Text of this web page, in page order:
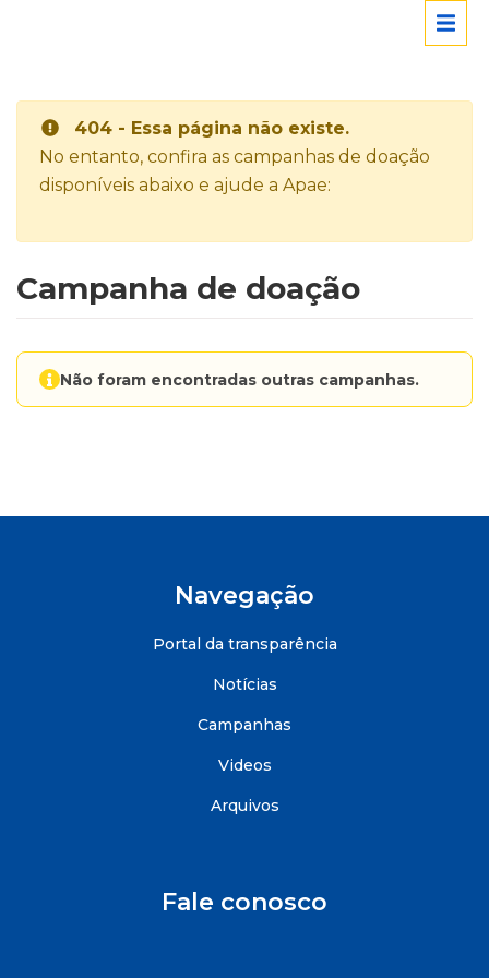
404 - Essa página não existe.
No entanto, confira as campanhas de doação
disponíveis abaixo e ajude a Apae:
Campanha de doação
Não foram encontradas outras campanhas.
Navegação
Portal da transparência
Notícias
Campanhas
Videos
Arquivos
Fale conosco